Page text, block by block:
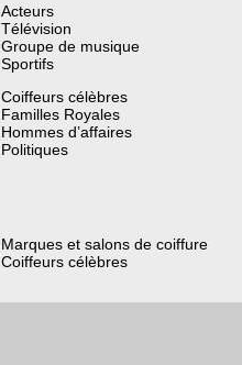
Acteurs
Télévision
Groupe de musique
Sportifs
Coiffeurs célèbres
Familles Royales
Hommes d’affaires
Politiques
Marques et salons de coiffure
Coiffeurs célèbres